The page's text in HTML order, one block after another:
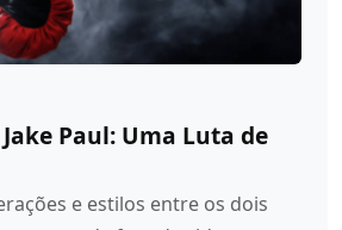
Paul: Uma Luta de
e estilos entre os dois